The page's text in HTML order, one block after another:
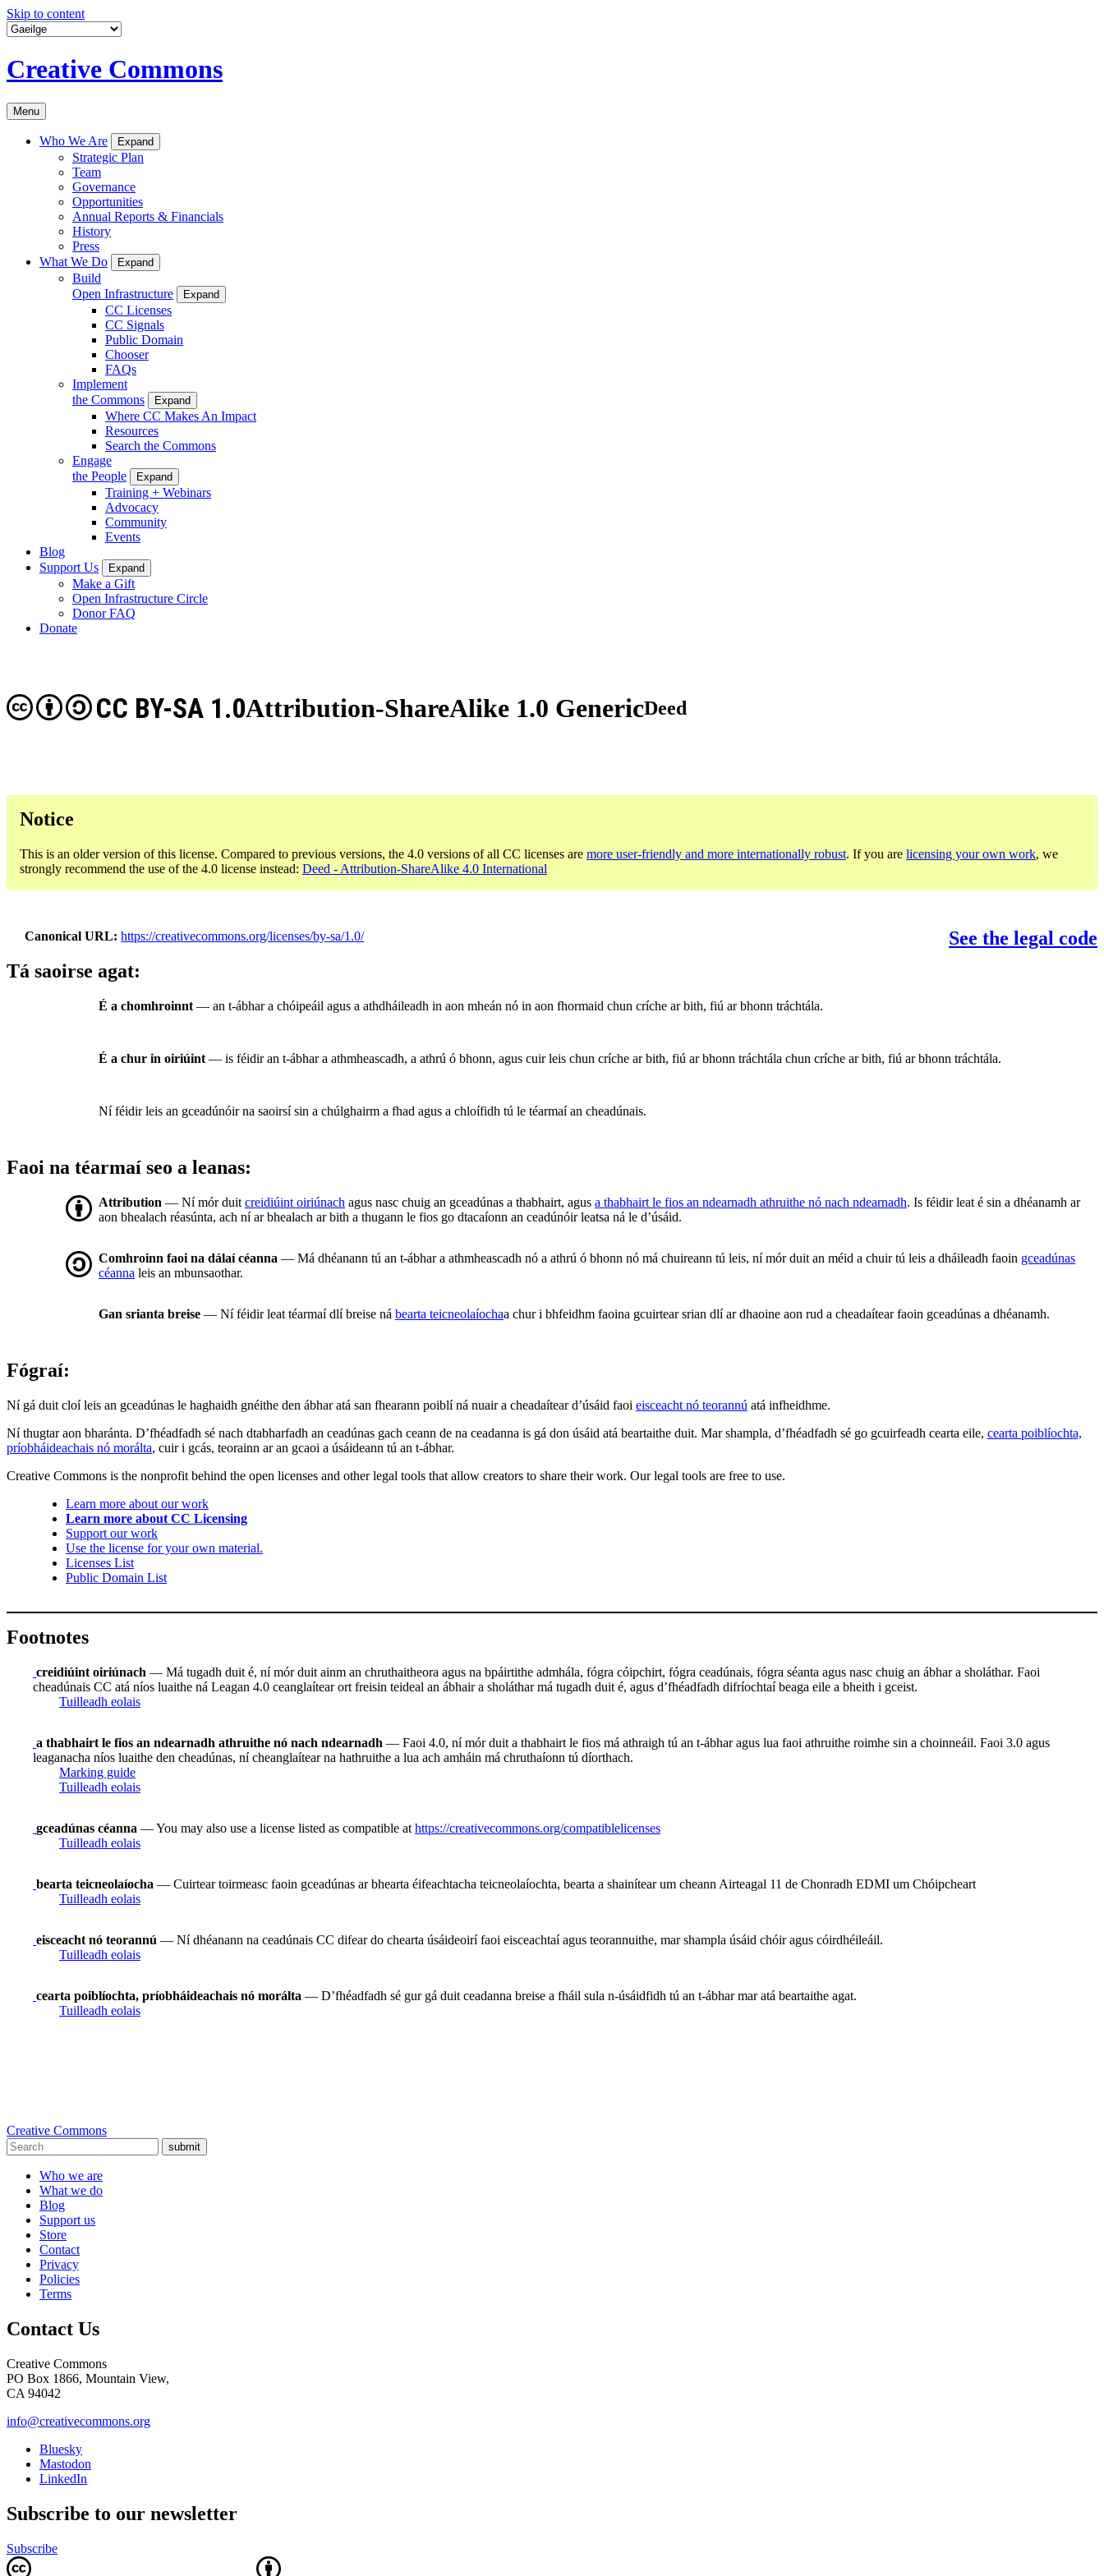
Skip to content
Creative Commons
Menu
Who We Are Expand
Strategic Plan
Team
Governance
Opportunities
Annual Reports & Financials
History
Press
What We Do
Expand
Build
Open Infrastructure
Expand
CC Licenses
CC Signals
Public Domain
Chooser
FAQs
Implement
the Commons
Expand
Where CC Makes An Impact
Resources
Search the Commons
Engage
the People
Expand
Training + Webinars
Advocacy
Community
Events
Blog
Support Us
Expand
Make a Gift
Open Infrastructure Circle
Donor FAQ
Donate
Attribution-ShareAlike 1.0 Generic
CC BY-SA 1.0 Deed
Notice
This is an older version of this license. Compared to previous versions, the 4.0 versions of all CC licenses are more user-friendly and more internationally robust. If you are licensing your own work, we
strongly recommend the use of the 4.0 license instead: Deed - Attribution-ShareAlike 4.0 International
Canonical URL https://creativecommons.org/licenses/by-sa/1.0/
See the legal code
Tá saoirse agat:
É a chomhroinnt — an t-ábhar a chóipeáil agus a athdháileadh in aon mheán nó in aon fhormaid chun críche ar bith, fiú ar bhonn tráchtála.
É a chur in oiriúint — is féidir an t-ábhar a athmheascadh, a athrú ó bhonn, agus cuir leis chun críche ar bith, fiú ar bhonn tráchtála chun críche ar bith, fiú ar bhonn tráchtála.
Ní féidir leis an gceadúnóir na saoirsí sin a chúlghairm a fhad agus a chloífidh tú le téarmaí an cheadúnais.
Faoi na téarmaí seo a leanas:
Attribution — Ní mór duit creidiúint oiriúnach agus nasc chuig an gceadúnas a thabhairt, agus a thabhairt le fios an ndearnadh athruithe nó nach ndearnadh. Is féidir leat é sin a dhéanamh ar
aon bhealach réasúnta, ach ní ar bhealach ar bith a thugann le fios go dtacaíonn an ceadúnóir leatsa ná le d’úsáid.
Comhroinn faoi na dálaí céanna — Má dhéanann tú an t-ábhar a athmheascadh nó a athrú ó bhonn nó má chuireann tú leis, ní mór duit an méid a chuir tú leis a dháileadh faoin gceadúnas
céanna leis an mbunsaothar.
Gan srianta breise — Ní féidir leat téarmaí dlí breise ná bearta teicneolaíochaa chur i bhfeidhm faoina gcuirtear srian dlí ar dhaoine aon rud a cheadaítear faoin gceadúnas a dhéanamh.
Fógraí:
Ní gá duit cloí leis an gceadúnas le haghaidh gnéithe den ábhar atá san fhearann poiblí ná nuair a cheadaítear d’úsáid faoi eisceacht nó teorannú atá infheidhme.
Ní thugtar aon bharánta. D’fhéadfadh sé nach dtabharfadh an ceadúnas gach ceann de na ceadanna is gá don úsáid atá beartaithe duit. Mar shampla, d’fhéadfadh sé go gcuirfeadh cearta eile, cearta poiblíochta,
príobháideachais nó morálta, cuir i gcás, teorainn ar an gcaoi a úsáideann tú an t-ábhar.
Creative Commons is the nonprofit behind the open licenses and other legal tools that allow creators to share their work. Our legal tools are free to use.
Learn more about our work
Learn more about CC Licensing
Support our work
Use the license for your own material.
Licenses List
Public Domain List
Footnotes
creidiúint oiriúnach — Má tugadh duit é, ní mór duit ainm an chruthaitheora agus na bpáirtithe admhála, fógra cóipchirt, fógra ceadúnais, fógra séanta agus nasc chuig an ábhar a sholáthar. Faoi
cheadúnais CC atá níos luaithe ná Leagan 4.0 ceanglaítear ort freisin teideal an ábhair a sholáthar má tugadh duit é, agus d’fhéadfadh difríochtaí beaga eile a bheith i gceist.
Tuilleadh eolais
a thabhairt le fios an ndearnadh athruithe nó nach ndearnadh — Faoi 4.0, ní mór duit a thabhairt le fios má athraigh tú an t-ábhar agus lua faoi athruithe roimhe sin a choinneáil. Faoi 3.0 agus
leaganacha níos luaithe den cheadúnas, ní cheanglaítear na hathruithe a lua ach amháin má chruthaíonn tú díorthach.
Marking guide
Tuilleadh eolais
gceadúnas céanna — You may also use a license listed as compatible at https://creativecommons.org/compatiblelicenses
Tuilleadh eolais
bearta teicneolaíocha — Cuirtear toirmeasc faoin gceadúnas ar bhearta éifeachtacha teicneolaíochta, bearta a shainítear um cheann Airteagal 11 de Chonradh EDMI um Chóipcheart
Tuilleadh eolais
eisceacht nó teorannú — Ní dhéanann na ceadúnais CC difear do chearta úsáideoirí faoi eisceachtaí agus teorannuithe, mar shampla úsáid chóir agus cóirdhéileáil.
Tuilleadh eolais
cearta poiblíochta, príobháideachais nó morálta — D’fhéadfadh sé gur gá duit ceadanna breise a fháil sula n-úsáidfidh tú an t-ábhar mar atá beartaithe agat.
Tuilleadh eolais
Creative Commons
submit
Who we are
What we do
Blog
Support us
Store
Contact
Privacy
Policies
Terms
Contact Us
Creative Commons
PO Box 1866, Mountain View,
CA 94042
info@creativecommons.org
Bluesky
Mastodon
LinkedIn
Subscribe to our newsletter
Subscribe